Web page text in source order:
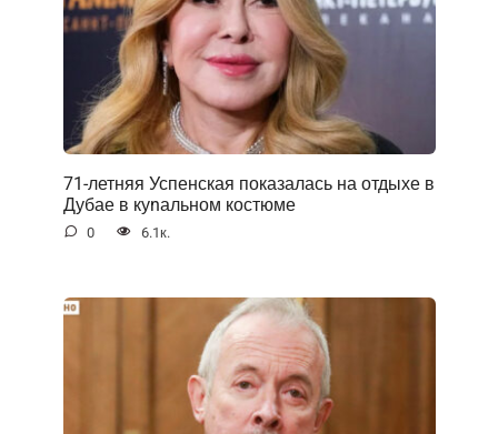
71-летняя Успенская показалась на отдыхе в
Дубае в куnальном костюме
0 6.1к.